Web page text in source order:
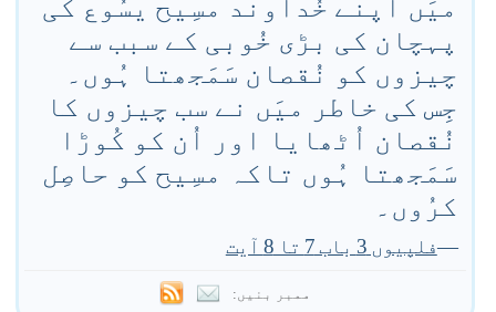
میَں اپنے خُداوند مسِیح یسُوع کی
پہچان کی بڑی خُوبی کے سبب سے
چیزوں کو نُقصان سَمَجھتا ہُوں۔
جِس کی خاطر میَں نے سب چیزوں کا
نُقصان اُٹھایا اور اُن کو کُوڑا
سَمَجھتا ہُوں تاکہ مسِیح کو حاصِل
کرُوں۔
—فلپیوں 3 باب 7 تا 8 آیت
ممبر بنیں: